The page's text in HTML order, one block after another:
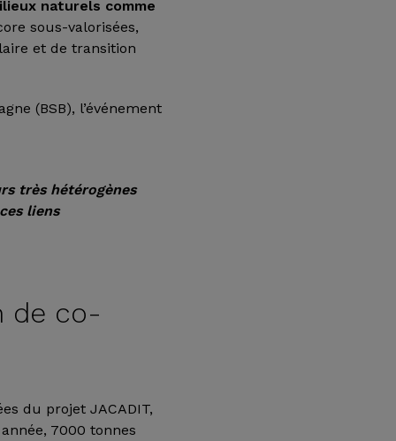
naturels comme
sous-valorisées,
et de transition
(BSB), l’événement
très hétérogènes
liens
de co-
du projet JACADIT,
7000 tonnes